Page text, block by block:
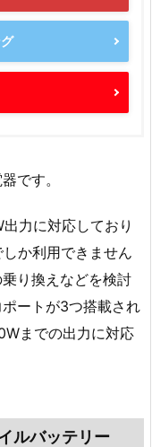
です。
力に対応しており
か利用できません
り換えなどを検討
ートが3つ搭載され
までの出力に対応
ルバッテリー